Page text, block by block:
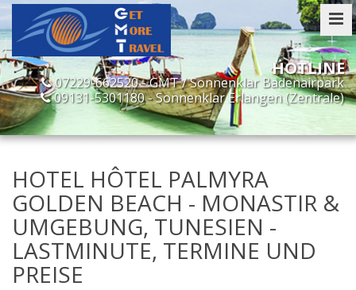
07229-662520 - GMT / Sonnenklar Badenairpark
09131-5301180 - Sonnenklar Erlangen (Zentrale)
HOTEL HÔTEL PALMYRA
GOLDEN BEACH - MONASTIR &
UMGEBUNG, TUNESIEN -
LASTMINUTE, TERMINE UND
PREISE